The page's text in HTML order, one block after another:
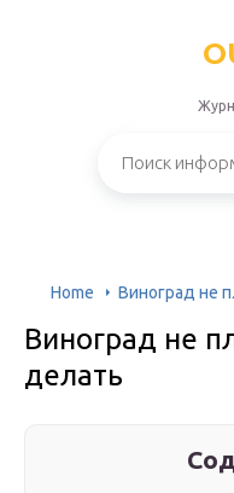
Home Виноград не
Виноград не
делать